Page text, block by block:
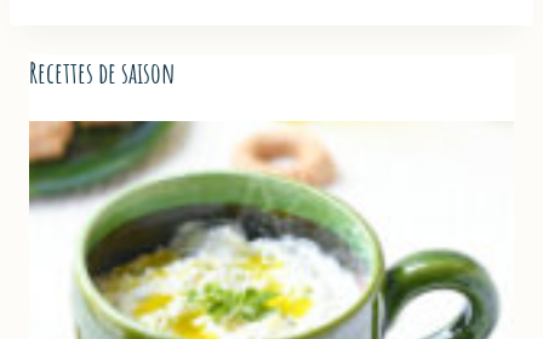
Recettes de saison